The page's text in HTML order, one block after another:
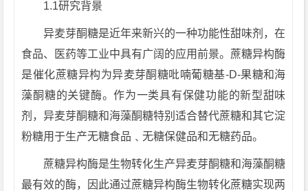
1.1研究背景
异麦芽酮糖是近年来新兴的一种功能性甜味剂，在
食品、医药等工业中具有广阔的应用前景。蔗糖异构酶
是催化蔗糖异构为异麦芽酮糖吡喃葡糖基-D-果糖和海
藻酮糖的关键酶。作为一类具有保健功能的新型甜味
剂，异麦芽酮糖和海藻酮糖特别适合替代蔗糖和其它淀
粉糖用于生产无糖食品﹑无糖保健品和无糖药品。
蔗糖异构酶是生物转化生产异麦芽酮糖和海藻酮糖
最有效的酶，因此通过蔗糖异构酶生物转化蔗糖实现两